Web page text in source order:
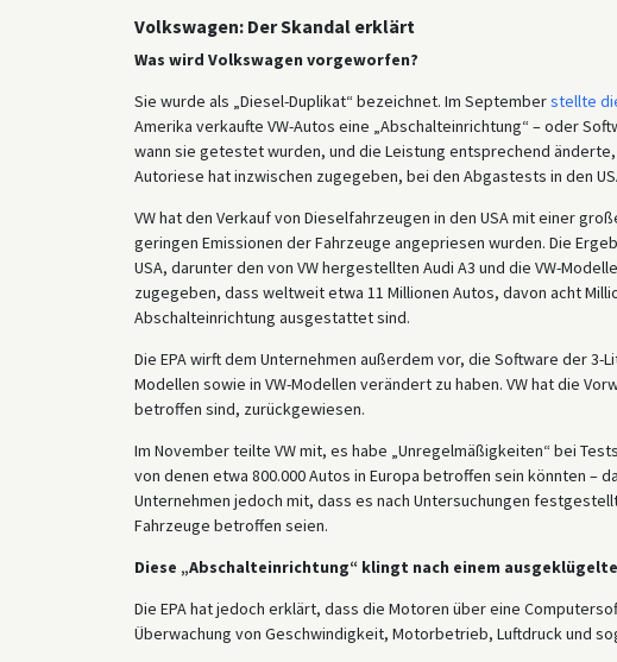
Volkswagen: Der Skandal erklärt
Was wird Volkswagen vorgeworfen?
Sie wurde als „Diesel-Duplikat“ bezeichnet. Im Septemberstellte
Amerika verkaufte VW-Autos eine „Abschalteinrichtung“ – oder
wann sie getestet wurden, und die Leistung entsprechend
Autoriese hat inzwischen zugegeben, bei den Abgastests in den
VW hat den Verkauf von Dieselfahrzeugen in den USA mit einer
geringen Emissionen der Fahrzeuge angepriesen wurden. Die
USA, darunter den von VW hergestellten Audi A3 und die VW-
zugegeben, dass weltweit etwa 11 Millionen Autos, davon acht
Abschalteinrichtung ausgestattet sind.
Die EPA wirft dem Unternehmen außerdem vor, die Software der
Modellen sowie in VW-Modellen verändert zu haben. VW hat die
betroffen sind, zurückgewiesen.
Im November teilte VW mit, es habe „Unregelmäßigkeiten“ bei
von denen etwa 800.000 Autos in Europa betroffen sein könnten –
Unternehmen jedoch mit, dass es nach Untersuchungen
Fahrzeuge betroffen seien.
Diese „Abschalteinrichtung“ klingt nach einem
Die EPA hat jedoch erklärt, dass die Motoren über eine
Überwachung von Geschwindigkeit, Motorbetrieb, Luftdruck und